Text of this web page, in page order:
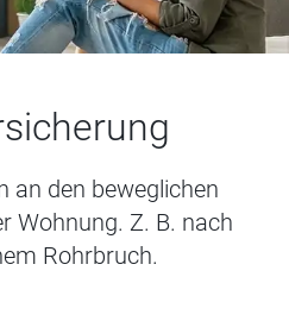
an den beweglichen
Wohnung. Z. B. nach
Rohrbruch.